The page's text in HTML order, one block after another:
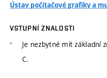
Ústav počítačové grafiky a
VSTUPNÍ ZNALOSTI
Je nezbytné mít základní
C.